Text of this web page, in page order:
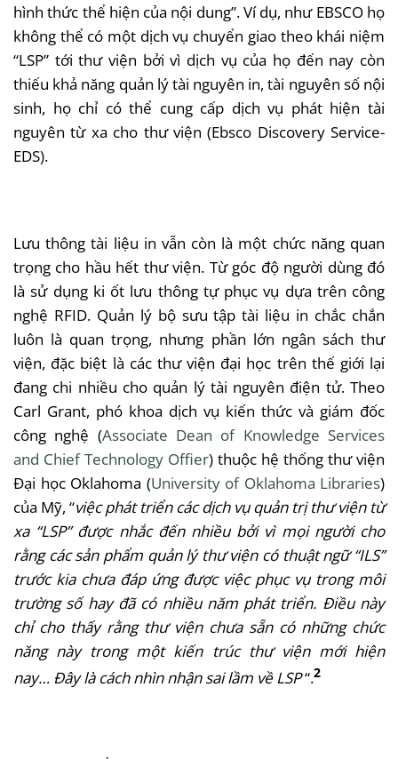
hình thức thể hiện của nội dung”. Ví dụ, như EBSCO họ
không thể có một dịch vụ chuyển giao theo khái niệm
“LSP” tới thư viện bởi vì dịch vụ của họ đến nay còn
thiếu khả năng quản lý tài nguyên in, tài nguyên số nội
sinh, họ chỉ có thể cung cấp dịch vụ phát hiện tài
nguyên từ xa cho thư viện (Ebsco Discovery Service-
EDS).
Lưu thông tài liệu in vẫn còn là một chức năng quan
trọng cho hầu hết thư viện. Từ góc độ người dùng đó
là sử dụng ki ốt lưu thông tự phục vụ dựa trên công
nghệ RFID. Quản lý bộ sưu tập tài liệu in chắc chắn
luôn là quan trọng, nhưng phần lớn ngân sách thư
viện, đặc biệt là các thư viện đại học trên thế giới lại
đang chi nhiều cho quản lý tài nguyên điện tử. Theo
Carl Grant, phó khoa dịch vụ kiến thức và giám đốc
công nghệ (Associate Dean of Knowledge Services
and Chief Technology Offier) thuộc hệ thống thư viện
Đại học Oklahoma (University of Oklahoma Libraries)
của Mỹ, “việc phát triển các dịch vụ quản trị thư viện từ
xa “LSP” được nhắc đến nhiều bởi vì mọi người cho
rằng các sản phẩm quản lý thư viện có thuật ngữ “ILS”
trước kia chưa đáp ứng được việc phục vụ trong môi
trường số hay đã có nhiều năm phát triển. Điều này
chỉ cho thấy rằng thư viện chưa sẵn có những chức
năng này trong một kiến trúc thư viện mới hiện
nay… Đây là cách nhìn nhận sai lầm về LSP“.2